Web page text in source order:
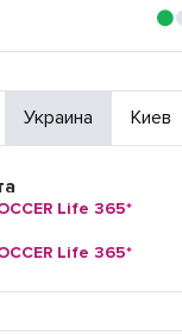
Украина Киев
Life 365*
Life 365*